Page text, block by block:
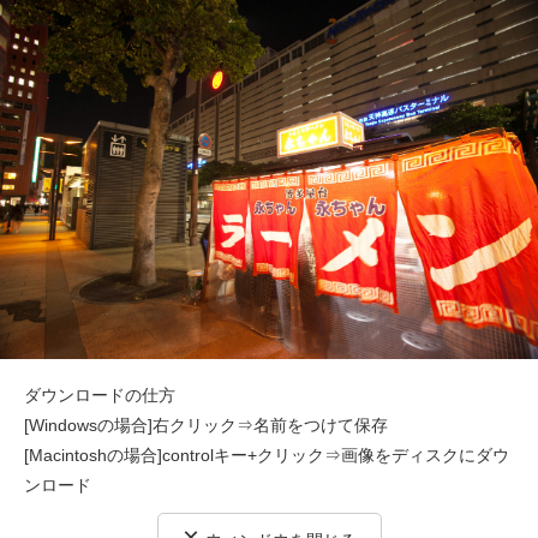
ダウンロードの仕方
[Windowsの場合]右クリック⇒名前をつけて保存
[Macintoshの場合]controlキー+クリック⇒画像をディスクにダウ
ンロード